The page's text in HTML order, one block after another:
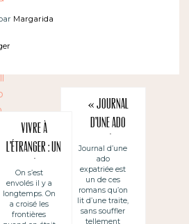
Margarida
Vivre à
l’étranger : un
perpétuel
apprentissage
On s’est
envolés il y a
longtemps. On
a croisé les
frontières
« Journal
d’une ado
expatriée » de
V. Martin-
Place
Journal d’une
ado
expatriée est
un de ces
romans qu’on
lit d’une traite,
sans souffler
tellement